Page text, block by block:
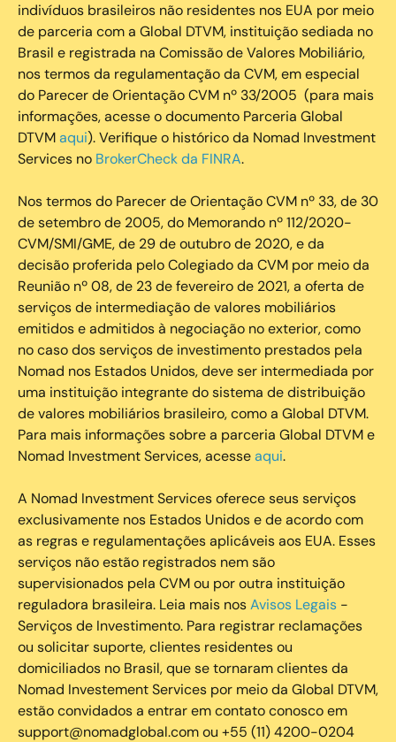
indivíduos brasileiros não residentes nos EUA por meio
de parceria com a Global DTVM, instituição sediada no
Brasil e registrada na Comissão de Valores Mobiliário,
nos termos da regulamentação da CVM, em especial
do Parecer de Orientação CVM nº 33/2005 (para mais
informações, acesse o documento Parceria Global
DTVMaqui). Verifique o histórico da Nomad Investment
Services no BrokerCheck da FINRA.
Nos termos do Parecer de Orientação CVM nº 33, de 30
de setembro de 2005, do Memorando nº 112/2020-
CVM/SMI/GME, de 29 de outubro de 2020, e da
decisão proferida pelo Colegiado da CVM por meio da
Reunião nº 08, de 23 de fevereiro de 2021, a oferta de
serviços de intermediação de valores mobiliários
emitidos e admitidos à negociação no exterior, como
no caso dos serviços de investimento prestados pela
Nomad nos Estados Unidos, deve ser intermediada por
uma instituição integrante do sistema de distribuição
de valores mobiliários brasileiro, como a Global DTVM.
Para mais informações sobre a parceria Global DTVM e
Nomad Investment Services, acesseaqui.
A Nomad Investment Services oferece seus serviços
exclusivamente nos Estados Unidos e de acordo com
as regras e regulamentações aplicáveis aos EUA. Esses
serviços não estão registrados nem são
supervisionados pela CVM ou por outra instituição
reguladora brasileira. Leia mais nosAvisos Legais -
Serviços de Investimento. Para registrar reclamações
ou solicitar suporte, clientes residentes ou
domiciliados no Brasil, que se tornaram clientes da
Nomad Investement Services por meio da Global DTVM,
estão convidados a entrar em contato conosco em
support@nomadglobal.com ou +55 (11) 4200-0204